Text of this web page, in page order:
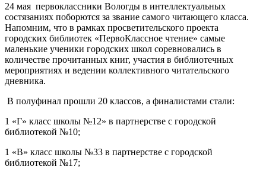
24 мая первоклассники Вологды в интеллектуальных
состязаниях поборются за звание самого читающего класса.
Напомним, что в рамках просветительского проекта
городских библиотек «ПервоКлассное чтение» самые
маленькие ученики городских школ соревновались в
количестве прочитанных книг, участия в библиотечных
мероприятиях и ведении коллективного читательского
дневника.
В полуфинал прошли 20 классов, а финалистами стали:
1 «Г» класс школы №12» в партнерстве с городской
библиотекой №10;
1 «В» класс школы №33 в партнерстве с городской
библиотекой №17;